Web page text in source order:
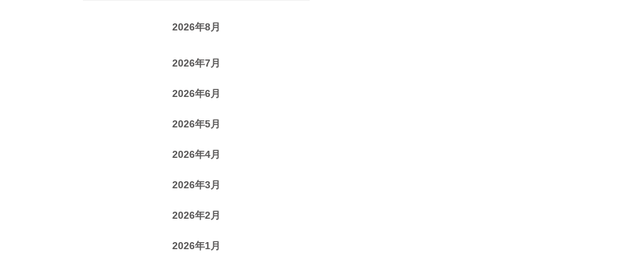
2026年8月
2026年7月
2026年6月
2026年5月
2026年4月
2026年3月
2026年2月
2026年1月